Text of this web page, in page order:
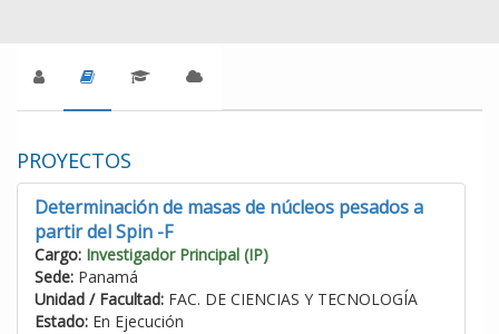
PROYECTOS
Determinación de masas de núcleos pesados a
partir del Spin -F
Cargo: Investigador Principal (IP)
Sede: Panamá
Unidad / Facultad: FAC. DE CIENCIAS Y TECNOLOGÍA
Estado: En Ejecución